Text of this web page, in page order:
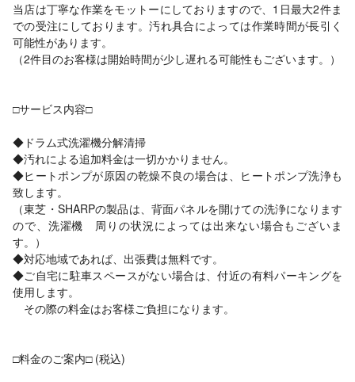
当店は丁寧な作業をモットーにしておりますので、1日最大2件ま
での受注にしております。汚れ具合によっては作業時間が長引く
可能性があります。
（2件目のお客様は開始時間が少し遅れる可能性もございます。）
□サービス内容□
◆ドラム式洗濯機分解清掃
◆汚れによる追加料金は一切かかりません。
◆ヒートポンプが原因の乾燥不良の場合は、ヒートポンプ洗浄も
致します。
（東芝・SHARPの製品は、背面パネルを開けての洗浄になります
ので、洗濯機 周りの状況によっては出来ない場合もございま
す。）
◆対応地域であれば、出張費は無料です。
◆ご自宅に駐車スペースがない場合は、付近の有料パーキングを
使用します。
その際の料金はお客様ご負担になります。
□料金のご案内□ (税込)